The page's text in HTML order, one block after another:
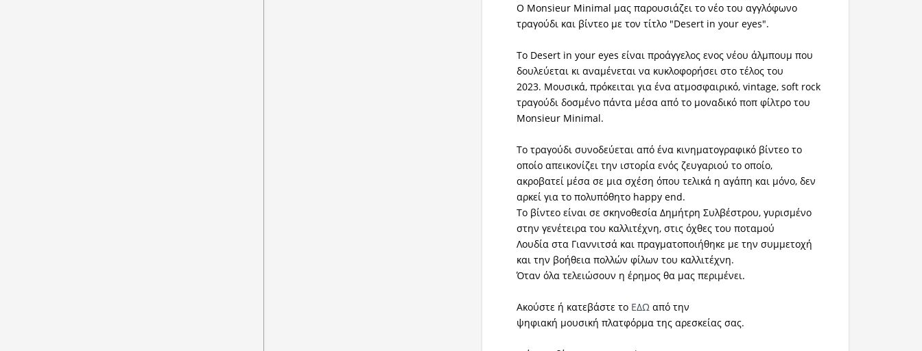
Ο Monsieur Minimal μας παρουσιάζει το νέο του αγγλόφωνο
τραγούδι και βίντεο με τον τίτλο "Desert in your eyes".
Το Desert in your eyes είναι προάγγελος ενος νέου άλμπουμ που
δουλεύεται κι αναμένεται να κυκλοφορήσει στο τέλος του
2023. Μουσικά, πρόκειται για ένα ατμοσφαιρικό, vintage, soft rock
τραγούδι δοσμένο πάντα μέσα από τo μοναδικό ποπ φίλτρο του
Μonsieur Μinimal.
Το τραγούδι συνοδεύεται από ένα κινηματογραφικό βίντεο το
οποίο απεικονίζει την ιστορία ενός ζευγαριού το οποίο,
ακροβατεί μέσα σε μια σχέση όπου τελικά η αγάπη και μόνο, δεν
αρκεί για το πολυπόθητο happy end.
Το βίντεο είναι σε σκηνοθεσία Δημήτρη Συλβέστρου, γυρισμένο
στην γενέτειρα του καλλιτέχνη, στις όχθες του ποταμού
Λουδία στα Γιαννιτσά και πραγματοποιήθηκε με την συμμετοχή
και την βοήθεια πολλών φίλων του καλλιτέχνη.
Όταν όλα τελειώσουν η έρημος θα μας περιμένει.
Ακούστε ή κατεβάστε το ΕΔΩ από την
ψηφιακή μουσική πλατφόρμα της αρεσκείας σας.